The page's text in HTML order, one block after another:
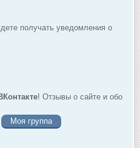
получать уведомления о
! Отзывы о сайте и обо
Моя группа